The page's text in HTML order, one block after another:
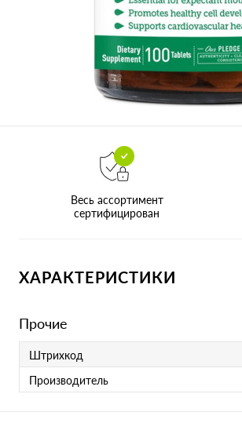
Весь ассортимент
сертифицирован
ХАРАКТЕРИСТИКИ
Прочие
Штрихкод
Производитель